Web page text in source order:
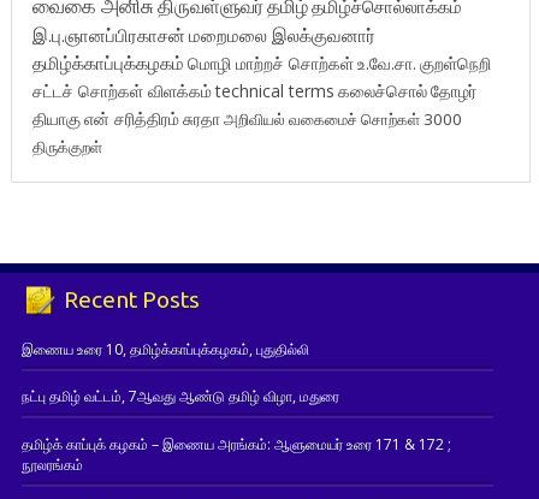
வைகை அனிசுதிருவள்ளுவர்தமிழ்தமிழ்ச்சொல்லாக்கம்
இ.பு.ஞானப்பிரகாசன் மறைமலை இலக்குவனார்
தமிழ்க்காப்புக்கழகம் மொழி மாற்றச் சொற்கள்உ.வே.சா. குறள்நெறி
சட்டச் சொற்கள் விளக்கம்technical terms கலைச்சொல்தோழர்
தியாகுஎன் சரித்திரம்சுரதாஅறிவியல் வகைமைச் சொற்கள் 3000
திருக்குறள்
Recent Posts
இணைய உரை 10, தமிழ்க்காப்புக்கழகம், புதுதில்லி
நட்பு தமிழ் வட்டம், 7ஆவது ஆண்டு தமிழ் விழா, மதுரை
தமிழ்க் காப்புக் கழகம் – இணைய அரங்கம்: ஆளுமையர் உரை 171 & 172 ;
நூலரங்கம்